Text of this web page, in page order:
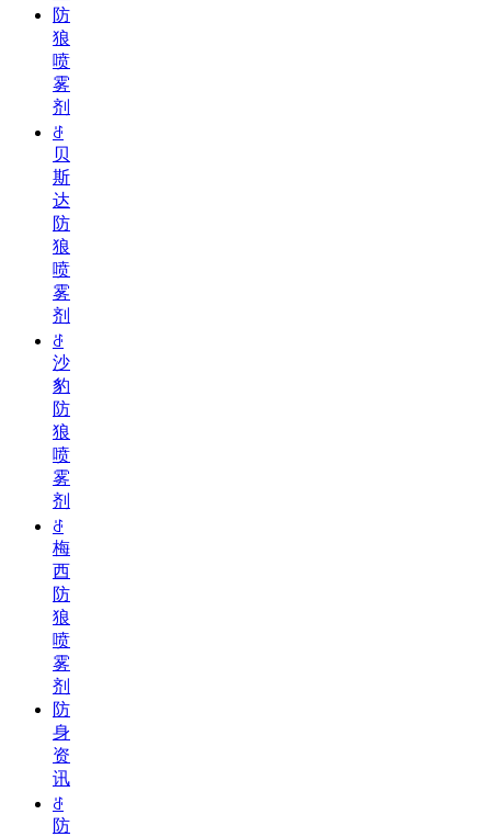
防
狼
喷
雾
剂
ꁕ
贝
斯
达
防
狼
喷
雾
剂
ꁕ
沙
豹
防
狼
喷
雾
剂
ꁕ
梅
西
防
狼
喷
雾
剂
防
身
资
讯
ꁕ
防